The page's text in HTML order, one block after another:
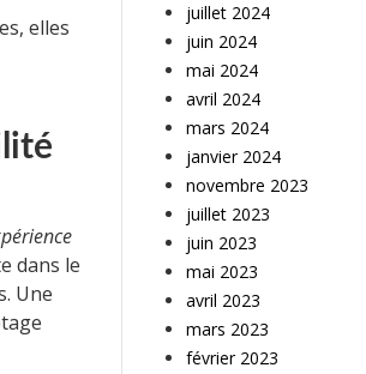
elles
dans le
Une
juillet 2024
juin 2024
mai 2024
avril 2024
mars 2024
janvier 2024
novembre 2023
juillet 2023
juin 2023
mai 2023
avril 2023
mars 2023
février 2023